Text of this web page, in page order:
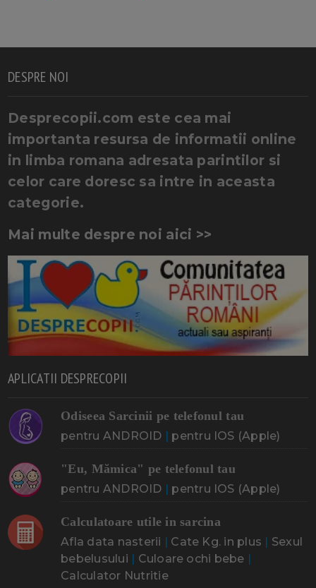
DESPRE NOI
Desprecopii.com este cea mai
importanta resursa de informatii online
in limba romana adresata parintilor si
celor care doresc sa intre in aceasta
categorie.
Mai multe despre noi aici >>
APLICATII DESPRECOPII
Odiseea Sarcinii pe telefonul tau
pentru ANDROID | pentru IOS (Apple)
"Eu, Mămica" pe telefonul tau
pentru ANDROID | pentru IOS (Apple)
Calculatoare utile in sarcina
Afla data nasterii | Cate Kg. in plus | Sexul
bebelusului | Culoare ochi bebe |
Calculator Nutritie